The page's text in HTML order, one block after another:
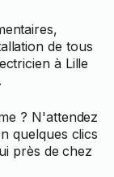
de tous
à Lille
? N'attendez
quelques clics
près de chez